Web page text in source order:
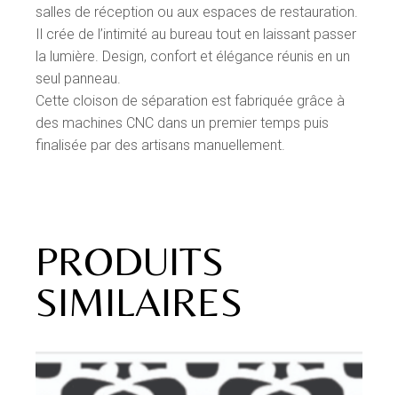
salles de réception ou aux espaces de restauration.
Il crée de l’intimité au bureau tout en laissant passer
la lumière. Design, confort et élégance réunis en un
seul panneau.
Cette cloison de séparation est fabriquée grâce à
des machines CNC dans un premier temps puis
finalisée par des artisans manuellement.
PRODUITS
SIMILAIRES